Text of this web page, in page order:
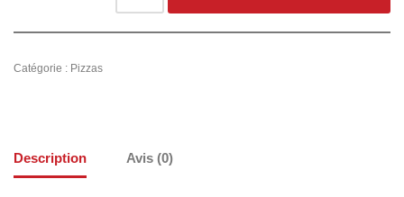
Catégorie : Pizzas
Description Avis (0)